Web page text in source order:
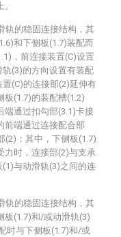
轨的稳固连接结构，其
和下侧板(1.7)装配而
，前连接装置(C)设置
(3)的方向设置有装配
(C)的连接部(2)延伸有
板(1.7)的装配槽(1.2)
端通过扣勾部(3.1)卡接
前端通过连接配合部
(2)；其中，下侧板(1.7)
力时，连接部(2)与支承
与动滑轨(3)之间的连
轨的稳固连接结构，其
板(1.7)和/或动滑轨(3)
时与下侧板(1.7)和/或